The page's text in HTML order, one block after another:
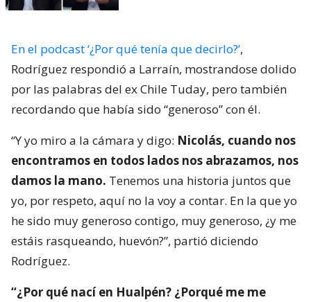
En el podcast ‘¿Por qué tenía que decirlo?’,
Rodríguez respondió a Larraín, mostrandose dolido
por las palabras del ex Chile Tuday, pero también
recordando que había sido “generoso” con él.
“Y yo miro a la cámara y digo: Nicolás, cuando nos
encontramos en todos lados nos abrazamos, nos
damos la mano. Tenemos una historia juntos que
yo, por respeto, aquí no la voy a contar. En la que yo
he sido muy generoso contigo, muy generoso, ¿y me
estáis rasqueando, huevón?”, partió diciendo
Rodríguez.
“¿Por qué nací en Hualpén? ¿Porqué me me